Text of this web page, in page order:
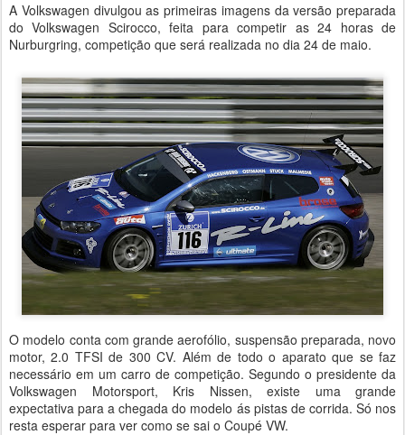
A Volkswagen divulgou as primeiras imagens da versão preparada
do Volkswagen Scirocco, feita para competir as 24 horas de
Nurburgring, competição que será realizada no dia 24 de maio.
O modelo conta com grande aerofólio, suspensão preparada, novo
motor, 2.0 TFSI de 300 CV. Além de todo o aparato que se faz
necessário em um carro de competição. Segundo o presidente da
Volkswagen Motorsport, Kris Nissen, existe uma grande
expectativa para a chegada do modelo ás pistas de corrida. Só nos
resta esperar para ver como se sai o Coupé VW.